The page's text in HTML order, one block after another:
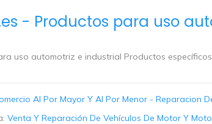
- Productos para uso
uso automotriz e industrial Productos
Al Por Mayor Y Al Por Menor - Reparacion
Venta Y Reparación De Vehículos De Motor Y